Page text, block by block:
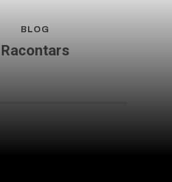
BLOG
Racontars